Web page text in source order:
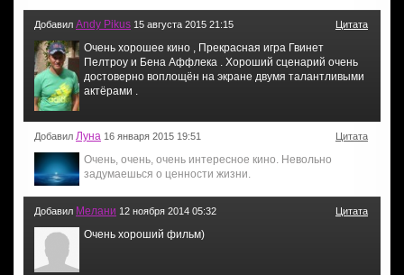
Добавил Andy Pikus 15 августа 2015 21:15 Цитата
Очень хорошее кино , Прекрасная игра Гвинет
Пелтроу и Бена Аффлека . Хороший сценарий очень
достоверно воплощён на экране двумя талантливыми
актёрами .
Добавил Луна 16 января 2015 19:51 Цитата
Очень, очень, очень интересное кино. Невольно
задумаешься о ценности жизни.
Добавил Мелани 12 ноября 2014 05:32 Цитата
Очень хороший фильм)